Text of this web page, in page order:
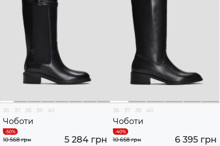
36 37 38 39 40
Чоботи
5 284 грн
10 568 грн
36 37 38 40
Чоботи
6 395 грн
10 658 грн